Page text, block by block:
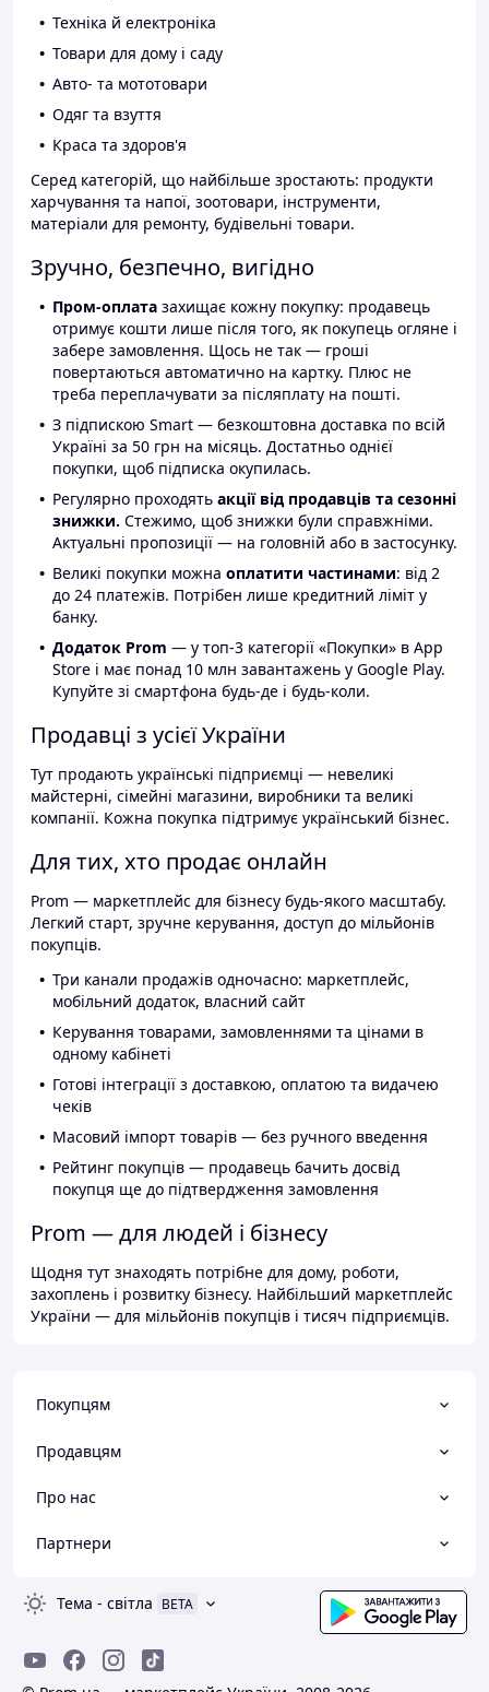
Техніка й електроніка
Товари для дому і саду
Авто- та мототовари
Одяг та взуття
Краса та здоров'я
Серед категорій, що найбільше зростають: продукти
харчування та напої, зоотовари, інструменти,
матеріали для ремонту, будівельні товари.
Зручно, безпечно, вигідно
Пром-оплата захищає кожну покупку: продавець
отримує кошти лише після того, як покупець огляне і
забере замовлення. Щось не так — гроші
повертаються автоматично на картку. Плюс не
треба переплачувати за післяплату на пошті.
З підпискою Smart — безкоштовна доставка по всій
Україні за 50 грн на місяць. Достатньо однієї
покупки, щоб підписка окупилась.
Регулярно проходять акції від продавців та сезонні
знижки. Стежимо, щоб знижки були справжніми.
Актуальні пропозиції — на головній або в застосунку.
Великі покупки можна оплатити частинами: від 2
до 24 платежів. Потрібен лише кредитний ліміт у
банку.
Додаток Prom — у топ-3 категорії «Покупки» в App
Store і має понад 10 млн завантажень у Google Play.
Купуйте зі смартфона будь-де і будь-коли.
Продавці з усієї України
Тут продають українські підприємці — невеликі
майстерні, сімейні магазини, виробники та великі
компанії. Кожна покупка підтримує український бізнес.
Для тих, хто продає онлайн
Prom — маркетплейс для бізнесу будь-якого масштабу.
Легкий старт, зручне керування, доступ до мільйонів
покупців.
Три канали продажів одночасно: маркетплейс,
мобільний додаток, власний сайт
Керування товарами, замовленнями та цінами в
одному кабінеті
Готові інтеграції з доставкою, оплатою та видачею
чеків
Масовий імпорт товарів — без ручного введення
Рейтинг покупців — продавець бачить досвід
покупця ще до підтвердження замовлення
Prom — для людей і бізнесу
Щодня тут знаходять потрібне для дому, роботи,
захоплень і розвитку бізнесу. Найбільший маркетплейс
України — для мільйонів покупців і тисяч підприємців.
Покупцям
Продавцям
Про нас
Партнери
Тема - світла BETA